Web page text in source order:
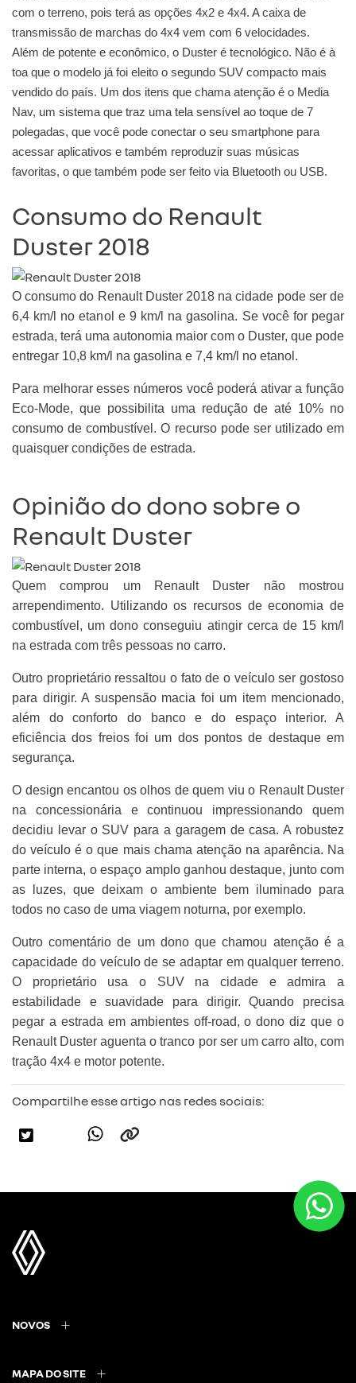
com o terreno, pois terá as opções 4x2 e 4x4. A caixa de
transmissão de marchas do 4x4 vem com 6 velocidades.
Além de potente e econômico, o Duster é tecnológico. Não é à
toa que o modelo já foi eleito o segundo SUV compacto mais
vendido do país. Um dos itens que chama atenção é o Media
Nav, um sistema que traz uma tela sensível ao toque de 7
polegadas, que você pode conectar o seu smartphone para
acessar aplicativos e também reproduzir suas músicas
favoritas, o que também pode ser feito via Bluetooth ou USB.
Consumo do Renault
Duster 2018
O consumo do Renault Duster 2018 na cidade pode ser de
6,4 km/l no etanol e 9 km/l na gasolina. Se você for pegar
estrada, terá uma autonomia maior com o Duster, que pode
entregar 10,8 km/l na gasolina e 7,4 km/l no etanol.
Para melhorar esses números você poderá ativar a função
Eco-Mode, que possibilita uma redução de até 10% no
consumo de combustível. O recurso pode ser utilizado em
quaisquer condições de estrada.
Opinião do dono sobre o
Renault Duster
Quem comprou um Renault Duster não mostrou
arrependimento. Utilizando os recursos de economia de
combustível, um dono conseguiu atingir cerca de 15 km/l
na estrada com três pessoas no carro.
Outro proprietário ressaltou o fato de o veículo ser gostoso
para dirigir. A suspensão macia foi um item mencionado,
além do conforto do banco e do espaço interior. A
eficiência dos freios foi um dos pontos de destaque em
segurança.
O design encantou os olhos de quem viu o Renault Duster
na concessionária e continuou impressionando quem
decidiu levar o SUV para a garagem de casa. A robustez
do veículo é o que mais chama atenção na aparência. Na
parte interna, o espaço amplo ganhou destaque, junto com
as luzes, que deixam o ambiente bem iluminado para
todos no caso de uma viagem noturna, por exemplo.
Outro comentário de um dono que chamou atenção é a
capacidade do veículo de se adaptar em qualquer terreno.
O proprietário usa o SUV na cidade e admira a
estabilidade e suavidade para dirigir. Quando precisa
pegar a estrada em ambientes off-road, o dono diz que o
Renault Duster aguenta o tranco por ser um carro alto, com
tração 4x4 e motor potente.
Compartilhe esse artigo nas redes sociais:
NOVOS
MAPA DO SITE